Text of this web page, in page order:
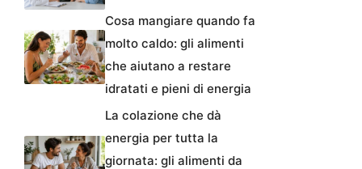
Cosa mangiare quando fa
molto caldo: gli alimenti
che aiutano a restare
idratati e pieni di energia
La colazione che dà
energia per tutta la
giornata: gli alimenti da